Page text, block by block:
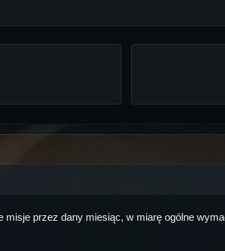
misje przez dany miesiąc, w miarę ogólne